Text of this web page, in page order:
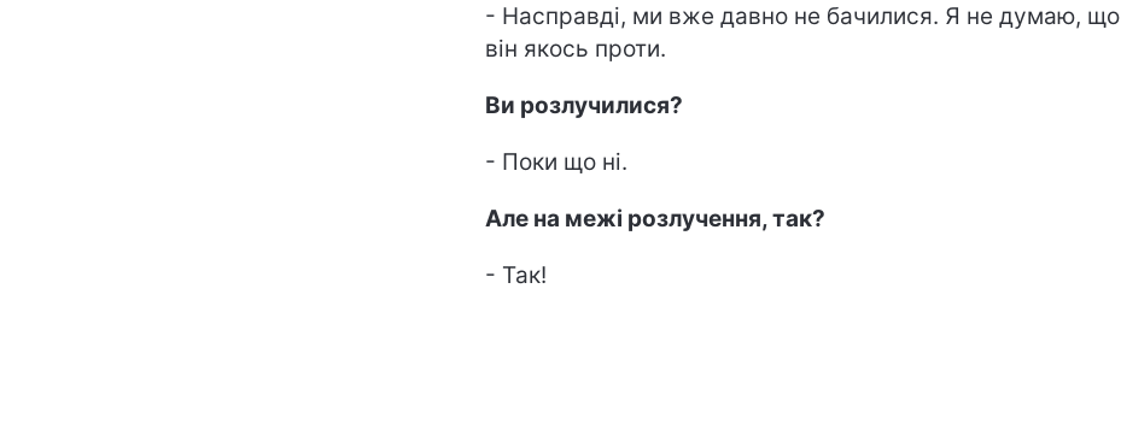
- Насправді, ми вже давно не бачилися. Я не думаю, що
він якось проти.
Ви розлучилися?
- Поки що ні.
Але на межі розлучення, так?
- Так!